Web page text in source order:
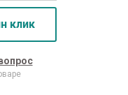
клик